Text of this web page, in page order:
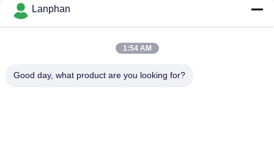
Laborrotationsverdampfer-Vakuumkristallisator Evaporatore
CBD Distillar
rotovap 2l mini alcohol distillator glass vertical tube
Lanphan
1:54 AM
Good day, what product are you looking for?